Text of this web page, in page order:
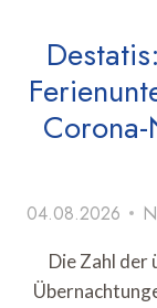
04.08.2026
Die Zahl